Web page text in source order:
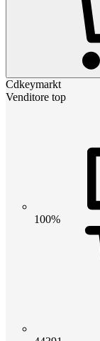
Cdkeymarkt
Venditore top
100%